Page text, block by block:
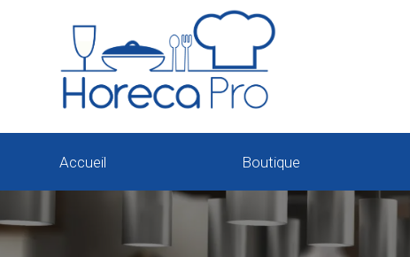
Accueil Boutique